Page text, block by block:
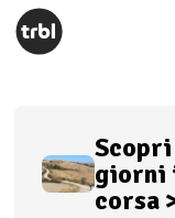
giorni
corsa